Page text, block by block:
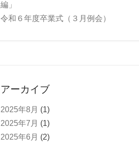
編」
令和６年度卒業式（３月例会）
アーカイブ
2025年8月 (1)
2025年7月 (1)
2025年6月 (2)